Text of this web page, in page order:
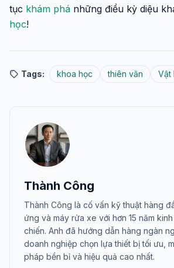
tục khám phá những điều kỳ diệu
học!
Tags: khoa học thiên văn Vật
Thành Công
Thành Công là cố vấn kỹ thuật hàng
ứng và máy rửa xe với hơn 15 năm
chiến. Anh đã hướng dẫn hàng ngàn
doanh nghiệp chọn lựa thiết bị tối ưu,
pháp bền bỉ và hiệu quả cao nhất.